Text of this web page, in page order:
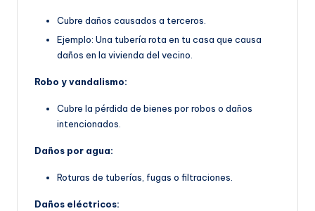
Cubre daños causados a terceros.
Ejemplo: Una tubería rota en tu casa que causa
daños en la vivienda del vecino.
Robo y vandalismo:
Cubre la pérdida de bienes por robos o daños
intencionados.
Daños por agua:
Roturas de tuberías, fugas o filtraciones.
Daños eléctricos: